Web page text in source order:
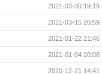
2021-03-30 19:19
2021-03-15 20:59
2021-01-22 21:46
2021-01-04 20:08
2020-12-21 14:41